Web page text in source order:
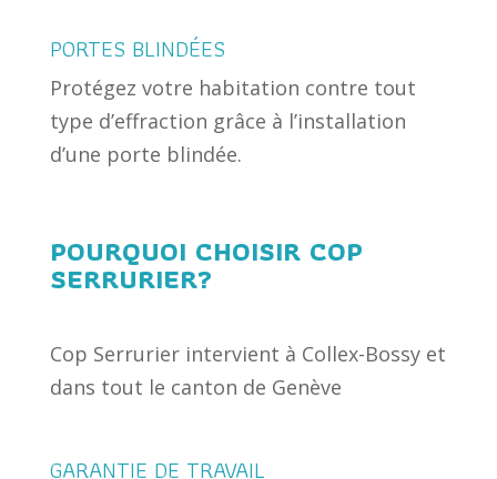
PORTES BLINDÉES
Protégez votre habitation contre tout
type d’effraction grâce à l’installation
d’une porte blindée.
POURQUOI CHOISIR COP
SERRURIER?
Cop Serrurier intervient à Collex-Bossy et
dans tout le canton de Genève
GARANTIE DE TRAVAIL